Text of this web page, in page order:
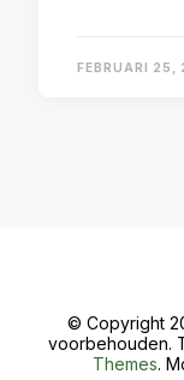
FEBRUARI 25,
© Copyright
voorbehouden.
Themes.